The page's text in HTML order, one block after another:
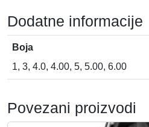
Dodatne informacije
Boja
1, 3, 4.0, 4.00, 5, 5.00, 6.00
Povezani proizvodi